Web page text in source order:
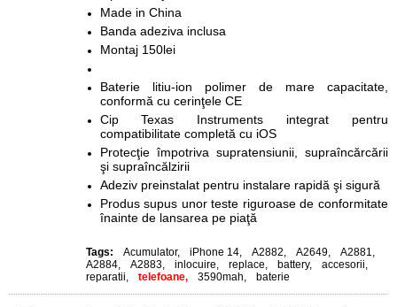
Made in China
Banda adeziva inclusa
Montaj 150lei
Baterie litiu-ion polimer de mare capacitate,
conformă cu cerinţele CE
Cip Texas Instruments integrat pentru
compatibilitate completă cu iOS
Protecţie împotriva supratensiunii, supraîncărcării
şi supraîncălzirii
Adeziv preinstalat pentru instalare rapidă şi sigură
Produs supus unor teste riguroase de conformitate
înainte de lansarea pe piaţă
Tags: Acumulator, iPhone 14, A2882, A2649, A2881,
A2884, A2883, inlocuire, replace, battery, accesorii,
reparatii, telefoane, 3590mah, baterie